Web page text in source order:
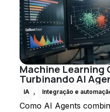
Machine Learning
Turbinando AI
IA , Integração e
Como AI Agents